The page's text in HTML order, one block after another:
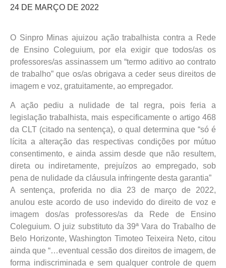
24 DE MARÇO DE 2022
O Sinpro Minas ajuizou ação trabalhista contra a Rede
de Ensino Coleguium, por ela exigir que todos/as os
professores/as assinassem um “termo aditivo ao contrato
de trabalho” que os/as obrigava a ceder seus direitos de
imagem e voz, gratuitamente, ao empregador.
A ação pediu a nulidade de tal regra, pois feria a
legislação trabalhista, mais especificamente o artigo 468
da CLT (citado na sentença), o qual determina que “só é
lícita a alteração das respectivas condições por mútuo
consentimento, e ainda assim desde que não resultem,
direta ou indiretamente, prejuízos ao empregado, sob
pena de nulidade da cláusula infringente desta garantia”
A sentença, proferida no dia 23 de março de 2022,
anulou este acordo de uso indevido do direito de voz e
imagem dos/as professores/as da Rede de Ensino
Coleguium. O juiz substituto da 39ª Vara do Trabalho de
Belo Horizonte, Washington Timoteo Teixeira Neto, citou
ainda que “…eventual cessão dos direitos de imagem, de
forma indiscriminada e sem qualquer controle de quem